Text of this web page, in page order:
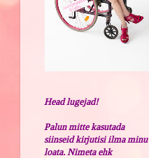
Head lugejad!
Palun mitte kasutada
siinseid kirjutisi ilma minu
loata. Nimeta ehk